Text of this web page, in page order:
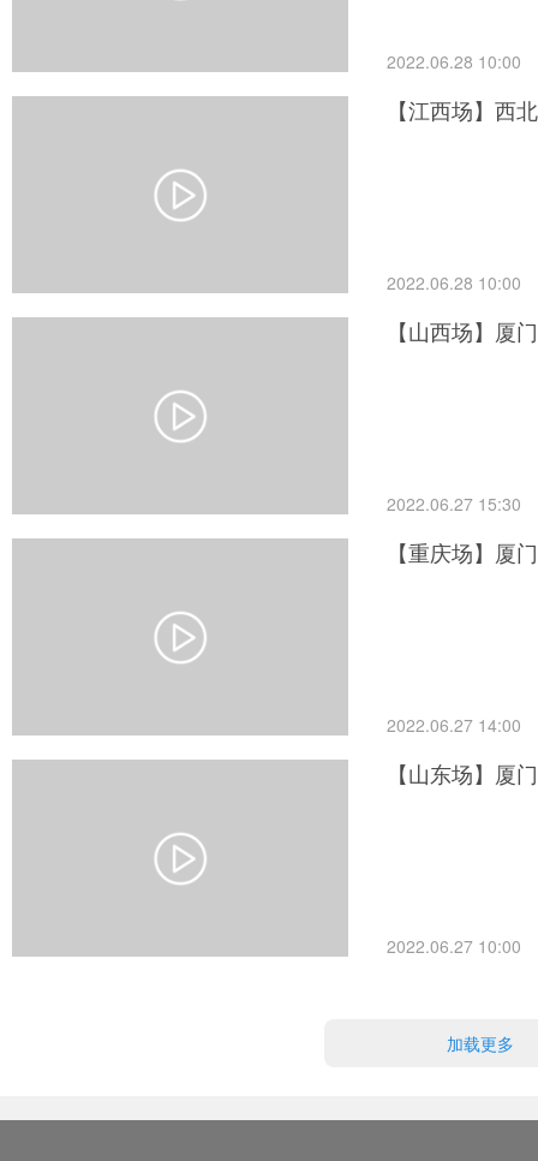
2022.06.28 10:00
【江西场】西
2022.06.28 10:00
【山西场】厦
2022.06.27 15:30
【重庆场】厦
2022.06.27 14:00
【山东场】厦
2022.06.27 10:00
加载更多